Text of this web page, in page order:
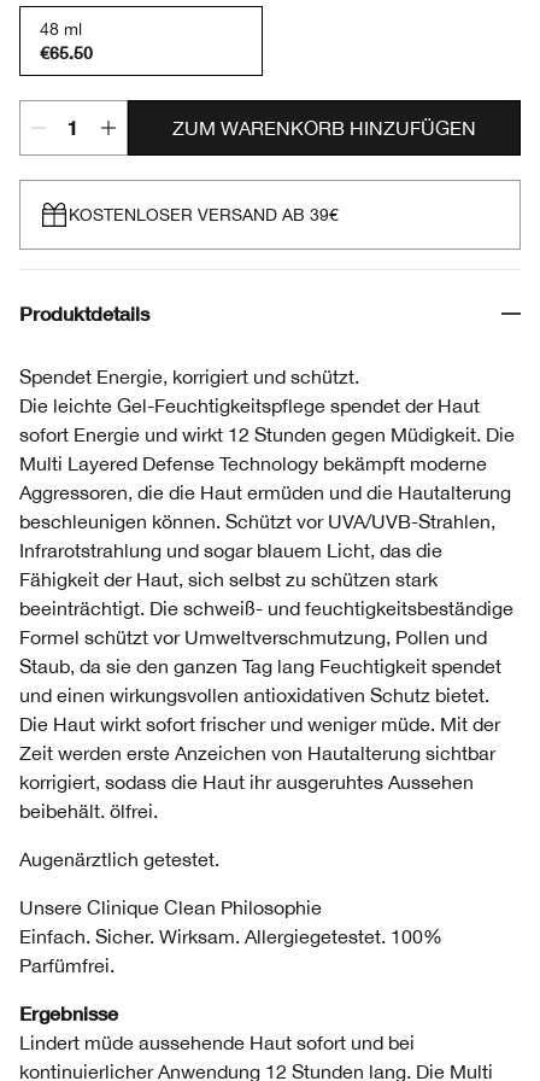
48 ml
€65.50
ZUM WARENKORB HINZUFÜGEN
KOSTENLOSER VERSAND AB 39€
Produktdetails
Spendet Energie, korrigiert und schützt.
Die leichte Gel-Feuchtigkeitspflege spendet der Haut
sofort Energie und wirkt 12 Stunden gegen Müdigkeit. Die
Multi Layered Defense Technology bekämpft moderne
Aggressoren, die die Haut ermüden und die Hautalterung
beschleunigen können. Schützt vor UVA/UVB-Strahlen,
Infrarotstrahlung und sogar blauem Licht, das die
Fähigkeit der Haut, sich selbst zu schützen stark
beeinträchtigt. Die schweiß- und feuchtigkeitsbeständige
Formel schützt vor Umweltverschmutzung, Pollen und
Staub, da sie den ganzen Tag lang Feuchtigkeit spendet
und einen wirkungsvollen antioxidativen Schutz bietet.
Die Haut wirkt sofort frischer und weniger müde. Mit der
Zeit werden erste Anzeichen von Hautalterung sichtbar
korrigiert, sodass die Haut ihr ausgeruhtes Aussehen
beibehält. ölfrei.
Augenärztlich getestet.
Unsere Clinique Clean Philosophie
Einfach. Sicher. Wirksam. Allergiegetestet. 100%
Parfümfrei.
Ergebnisse
Lindert müde aussehende Haut sofort und bei
kontinuierlicher Anwendung 12 Stunden lang. Die Multi